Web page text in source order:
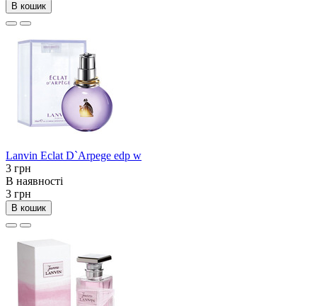
В кошик
Lanvin Eclat D`Arpege edp w
3 грн
В наявності
3 грн
В кошик